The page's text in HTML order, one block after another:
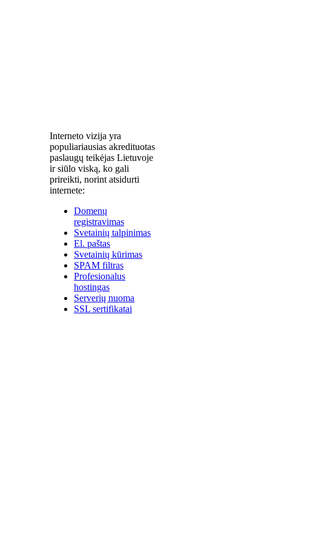
Interneto vizija yra
populiariausias akredituotas
paslaugų teikėjas Lietuvoje
ir siūlo viską, ko gali
prireikti, norint atsidurti
internete:
Domenų
registravimas
Svetainių talpinimas
El. paštas
Svetainių kūrimas
SPAM filtras
Profesionalus
hostingas
Serverių nuoma
SSL sertifikatai